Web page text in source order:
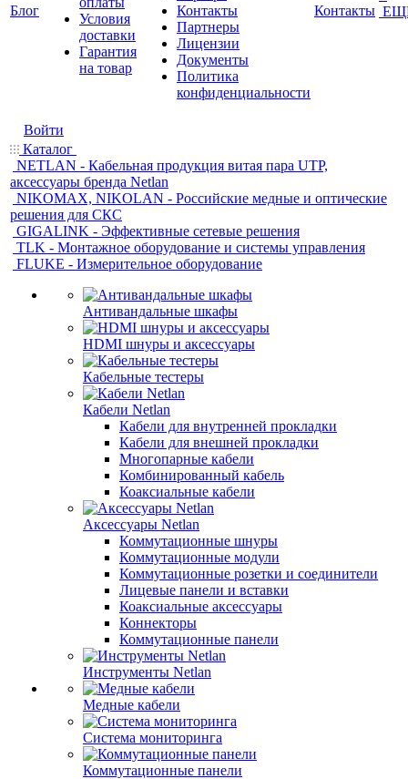
Блог
Условия
доставки
Гарантия
на товар
Контакты
Партнеры
Лицензии
Документы
Политика
конфиденциальности
Контакты
Войти
Каталог
NETLAN - Кабельная продукция витая пара UTP,
аксессуары бренда Netlan
NIKOMAX, NIKOLAN - Российские медные и оптические
решения для СКС
GIGALINK - Эффективные сетевые решения
TLK - Монтажное оборудование и системы управления
FLUKE - Измерительное оборудование
Антивандальные шкафы
HDMI шнуры и аксессуары
Кабельные тестеры
Кабели Netlan
Кабели для внутренней прокладки
Кабели для внешней прокладки
Многопарные кабели
Комбинированный кабель
Коаксиальные кабели
Аксессуары Netlan
Коммутационные шнуры
Коммутационные модули
Коммутационные розетки и соединители
Лицевые панели и вставки
Коаксиальные аксессуары
Коннекторы
Коммутационные панели
Инструменты Netlan
Медные кабели
Система мониторинга
Коммутационные панели